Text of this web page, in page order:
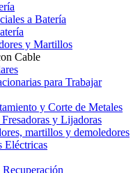
a Batería
y Martillos
Cable
para Trabajar
y Corte de Metales
y Lijadoras
martillos y demoledores
Eléctricas